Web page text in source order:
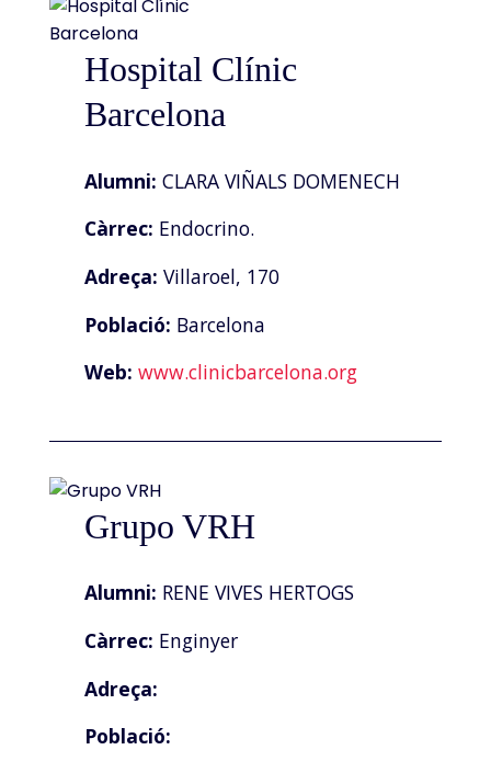
Hospital Clínic
Barcelona
Alumni: CLARA VIÑALS DOMENECH
Càrrec: Endocrino.
Adreça: Villaroel, 170
Població: Barcelona
Web: www.clinicbarcelona.org
Grupo VRH
Alumni: RENE VIVES HERTOGS
Càrrec: Enginyer
Adreça:
Població: